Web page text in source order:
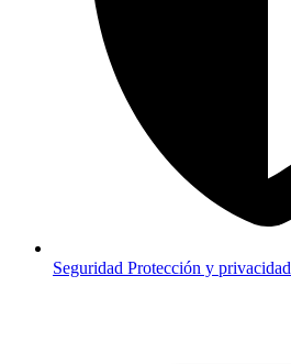
Seguridad Protección y privacidad